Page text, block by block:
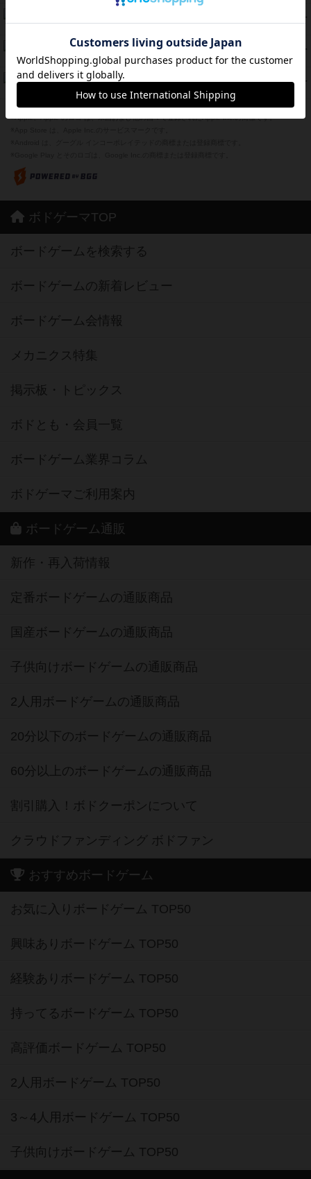
PT
紹介文あり 1件の投稿
PT
Bitter End ブタペスト救出作戦
紹介文なし 1件の投稿
42 PT
ドコジャン
※Apple、Apple のロゴ は、米国および他の国々で登録されたApple Inc.の商標です。
ボドゲーマTOP
ボードゲームを検索する
ボードゲームの新着レビュー
ボードゲーム会情報
メカニクス特集
掲示板・トピックス
ボドとも・会員一覧
ボードゲーム業界コラム
ボドゲーマご利用案内
ボードゲーム通販
新作・再入荷情報
定番ボードゲームの通販商品
国産ボードゲームの通販商品
子供向けボードゲームの通販商品
2人用ボードゲームの通販商品
20分以下のボードゲームの通販商品
60分以上のボードゲームの通販商品
割引購入！ボドクーポンについて
クラウドファンディング ボドファン
おすすめボードゲーム
お気に入りボードゲーム TOP50
興味ありボードゲーム TOP50
経験ありボードゲーム TOP50
持ってるボードゲーム TOP50
高評価ボードゲーム TOP50
2人用ボードゲーム TOP50
3～4人用ボードゲーム TOP50
子供向けボードゲーム TOP50